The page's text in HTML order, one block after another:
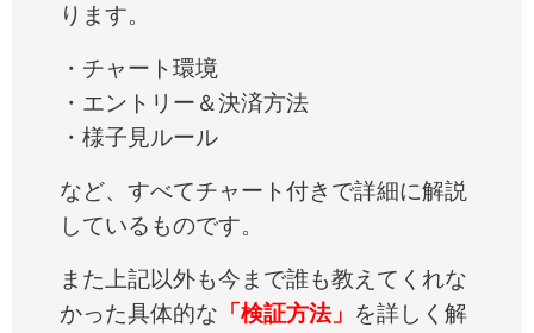
ります。
・チャート環境
・エントリー＆決済方法
・様子見ルール
など、すべてチャート付きで詳細に解説
しているものです。
また上記以外も今まで誰も教えてくれな
かった具体的な 「検証方法」 を詳しく解